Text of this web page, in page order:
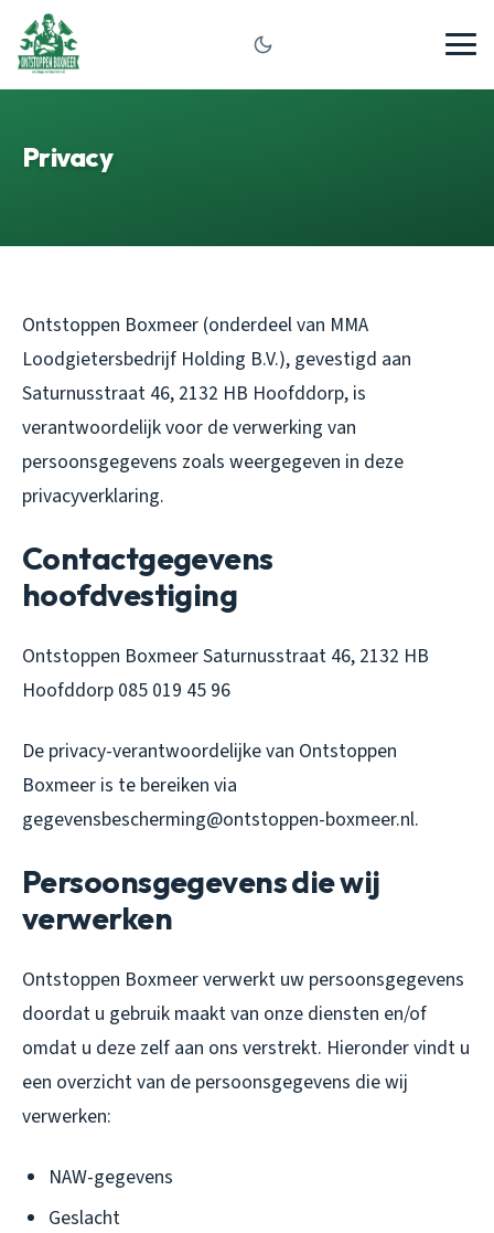
Privacy
Ontstoppen Boxmeer (onderdeel van MMA
Loodgietersbedrijf Holding B.V.), gevestigd aan
Saturnusstraat 46, 2132 HB Hoofddorp, is
verantwoordelijk voor de verwerking van
persoonsgegevens zoals weergegeven in deze
privacyverklaring.
Contactgegevens
hoofdvestiging
Ontstoppen Boxmeer Saturnusstraat 46, 2132 HB
Hoofddorp 085 019 45 96
De privacy-verantwoordelijke van Ontstoppen
Boxmeer is te bereiken via
gegevensbescherming@ontstoppen-boxmeer.nl.
Persoonsgegevens die wij
verwerken
Ontstoppen Boxmeer verwerkt uw persoonsgegevens
doordat u gebruik maakt van onze diensten en/of
omdat u deze zelf aan ons verstrekt. Hieronder vindt u
een overzicht van de persoonsgegevens die wij
verwerken:
NAW-gegevens
Geslacht